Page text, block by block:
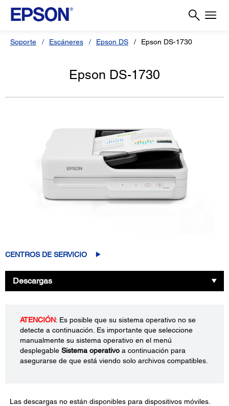
Soporte Escáneres Epson DS Epson DS-1730
Epson DS-1730
CENTROS DE SERVICIO
Descargas
ATENCIÓN: Es posible que su sistema operativo no se
detecte a continuación. Es importante que seleccione
manualmente su sistema operativo en el menú
desplegable Sistema operativo a continuación para
asegurarse de que está viendo solo archivos compatibles.
Las descargas no están disponibles para dispositivos móviles.